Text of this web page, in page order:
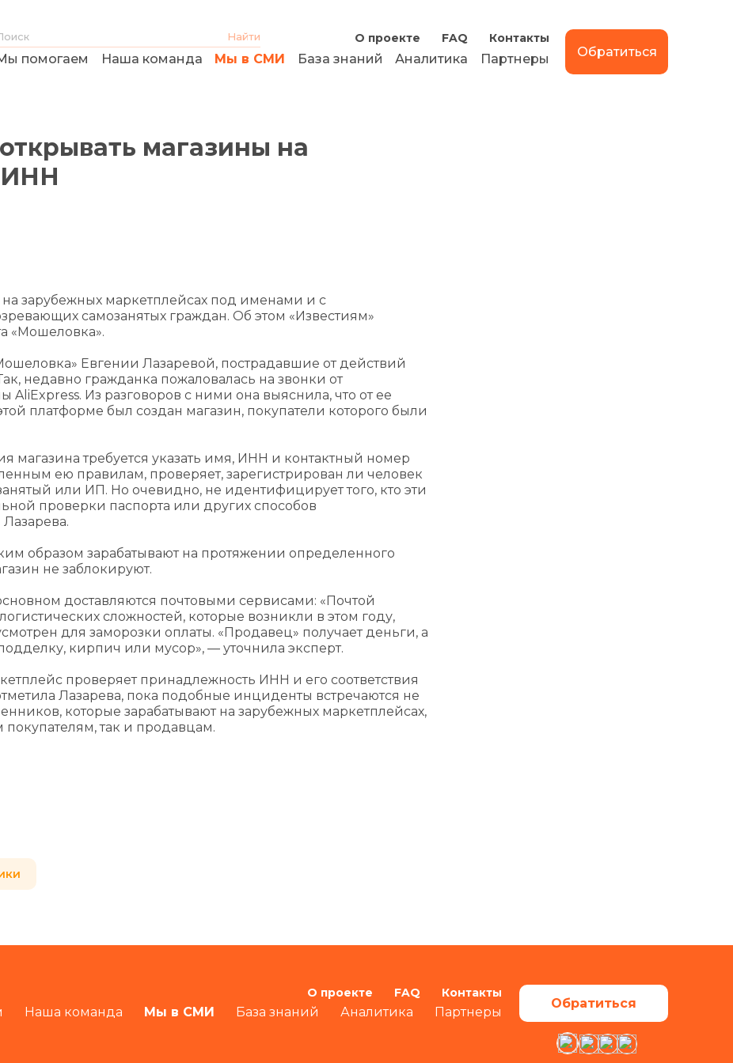
О проекте FAQ Контакты
помогаем Наша команда Мы в СМИ База знаний Аналитика Партнеры Обратиться
магазины на
ИНН
зарубежных маркетплейсах под именами и с
самозанятых граждан. Об этом «Известиям»
«Мошеловка».
Евгении Лазаревой, пострадавшие от действий
недавно гражданка пожаловалась на звонки от
AliExpress. Из разговоров с ними она выяснила, что от ее
платформе был создан магазин, покупатели которого были
магазина требуется указать имя, ИНН и контактный номер
ею правилам, проверяет, зарегистрирован ли человек
или ИП. Но очевидно, не идентифицирует того, кто эти
проверки паспорта или других способов
образом зарабатывают на протяжении определенного
не заблокируют.
доставляются почтовыми сервисами: «Почтой
сложностей, которые возникли в этом году,
для заморозки оплаты. «Продавец» получает деньги, а
кирпич или мусор», — уточнила эксперт.
проверяет принадлежность ИНН и его соответствия
Лазарева, пока подобные инциденты встречаются не
которые зарабатывают на зарубежных маркетплейсах,
так и продавцам.
Наша команда Мы в СМИ База знаний Аналитика Партнеры
О проекте FAQ Контакты
Обратиться